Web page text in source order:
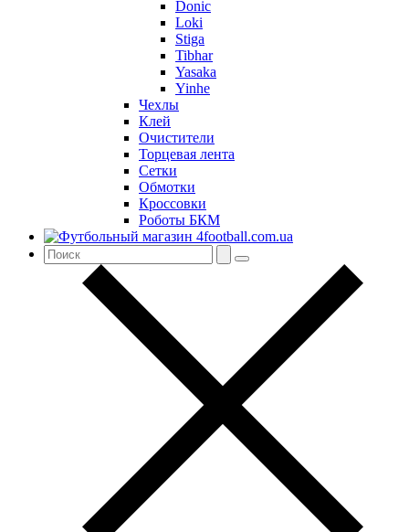
Donic
Loki
Stiga
Tibhar
Yasaka
Yinhe
Чехлы
Клей
Очистители
Торцевая лента
Сетки
Обмотки
Кроссовки
Роботы БКМ